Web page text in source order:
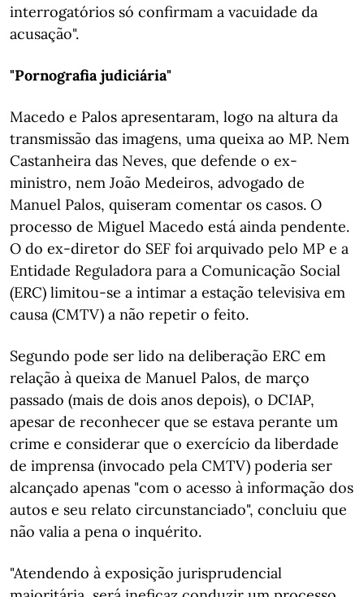
interrogatórios só confirmam a vacuidade da
acusação".
"Pornografia judiciária"
Macedo e Palos apresentaram, logo na altura da
transmissão das imagens, uma queixa ao MP. Nem
Castanheira das Neves, que defende o ex-
ministro, nem João Medeiros, advogado de
Manuel Palos, quiseram comentar os casos. O
processo de Miguel Macedo está ainda pendente.
O do ex-diretor do SEF foi arquivado pelo MP e a
Entidade Reguladora para a Comunicação Social
(ERC) limitou-se a intimar a estação televisiva em
causa (CMTV) a não repetir o feito.
Segundo pode ser lido na deliberação ERC em
relação à queixa de Manuel Palos, de março
passado (mais de dois anos depois), o DCIAP,
apesar de reconhecer que se estava perante um
crime e considerar que o exercício da liberdade
de imprensa (invocado pela CMTV) poderia ser
alcançado apenas "com o acesso à informação dos
autos e seu relato circunstanciado", concluiu que
não valia a pena o inquérito.
"Atendendo à exposição jurisprudencial